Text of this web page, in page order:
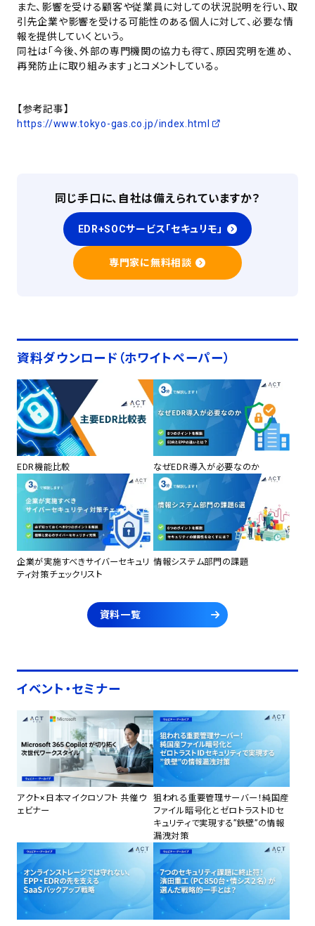
また、影響を受ける顧客や従業員に対しての状況説明を行い、取
引先企業や影響を受ける可能性のある個人に対して、必要な情
報を提供していくという。
同社は「今後、外部の専門機関の協力も得て、原因究明を進め、
再発防止に取り組みます」とコメントしている。
【参考記事】
https://www.tokyo-gas.co.jp/index.html
同じ手口に、自社は備えられていますか？
EDR+SOCサービス「セキュリモ」
専門家に無料相談
資料ダウンロード（ホワイトペーパー）
EDR機能比較 なぜEDR導入が必要なのか
企業が実施すべきサイバーセキュリ
ティ対策チェックリスト
情報システム部門の課題
資料一覧
イベント・セミナー
アクト×日本マイクロソフト 共催ウ
ェビナー
狙われる重要管理サーバー！純国産
ファイル暗号化とゼロトラストIDセ
キュリティで実現する”鉄壁”の情報
漏洩対策